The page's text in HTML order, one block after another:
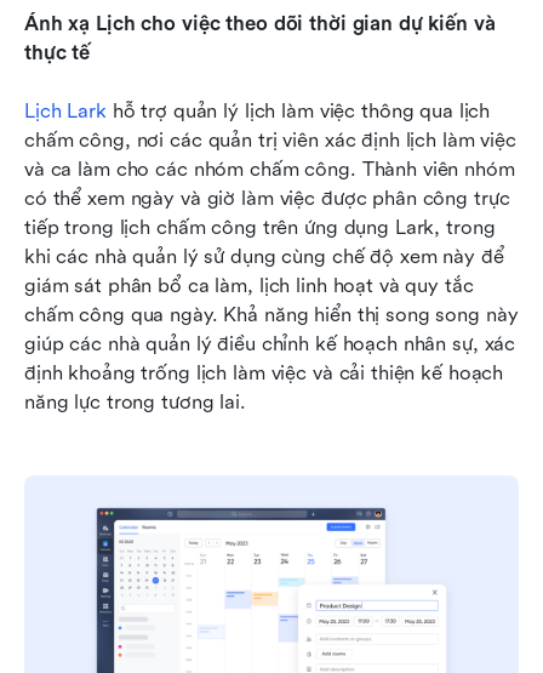
Ánh xạ Lịch cho việc theo dõi thời gian dự kiến và
thực tế
Lịch Lark hỗ trợ quản lý lịch làm việc thông qua lịch
chấm công, nơi các quản trị viên xác định lịch làm việc
và ca làm cho các nhóm chấm công. Thành viên nhóm
có thể xem ngày và giờ làm việc được phân công trực
tiếp trong lịch chấm công trên ứng dụng Lark, trong
khi các nhà quản lý sử dụng cùng chế độ xem này để
giám sát phân bổ ca làm, lịch linh hoạt và quy tắc
chấm công qua ngày. Khả năng hiển thị song song này
giúp các nhà quản lý điều chỉnh kế hoạch nhân sự, xác
định khoảng trống lịch làm việc và cải thiện kế hoạch
năng lực trong tương lai.